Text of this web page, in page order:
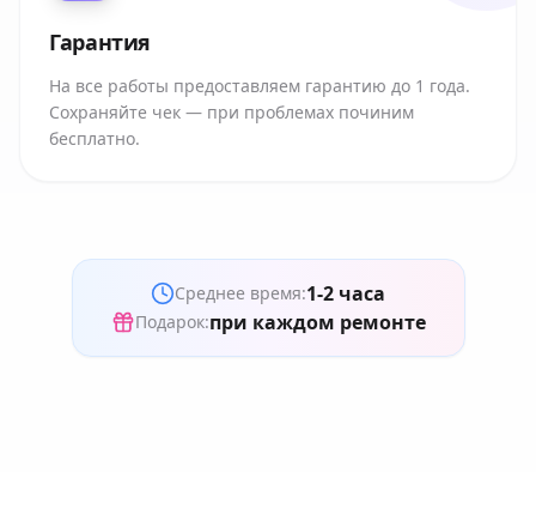
Гарантия
На все работы предоставляем гарантию до 1 года.
Сохраняйте чек — при проблемах починим
бесплатно.
Среднее время:1-2 часа
Подарок:при каждом ремонте